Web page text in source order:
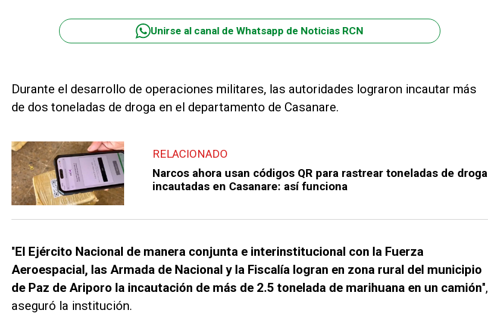
Unirse al canal de Whatsapp de Noticias RCN
Durante el desarrollo de operaciones militares, las autoridades lograron incautar más
de dos toneladas de droga en el departamento de Casanare.
RELACIONADO
Narcos ahora usan códigos QR para rastrear toneladas de droga
incautadas en Casanare: así funciona
"El Ejército Nacional de manera conjunta e interinstitucional con la Fuerza
Aeroespacial, las Armada de Nacional y la Fiscalía logran en zona rural del municipio
de Paz de Ariporo la incautación de más de 2.5 tonelada de marihuana en un camión",
aseguró la institución.